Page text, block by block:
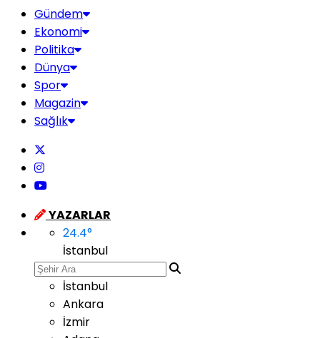
Gündem
Ekonomi
Politika
Dünya
Spor
Magazin
Sağlık
YAZARLAR
24.4°
İstanbul
İstanbul
Ankara
İzmir